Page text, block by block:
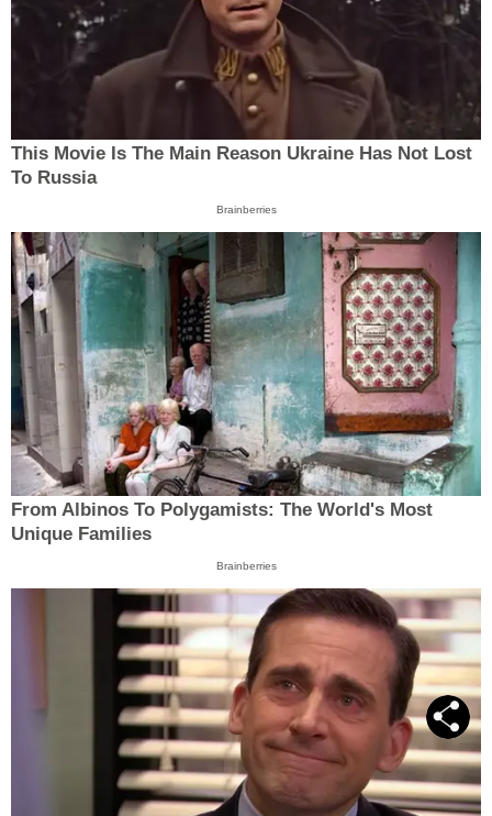
This Movie Is The Main Reason Ukraine Has Not Lost
To Russia
Brainberries
From Albinos To Polygamists: The World's Most
Unique Families
Brainberries